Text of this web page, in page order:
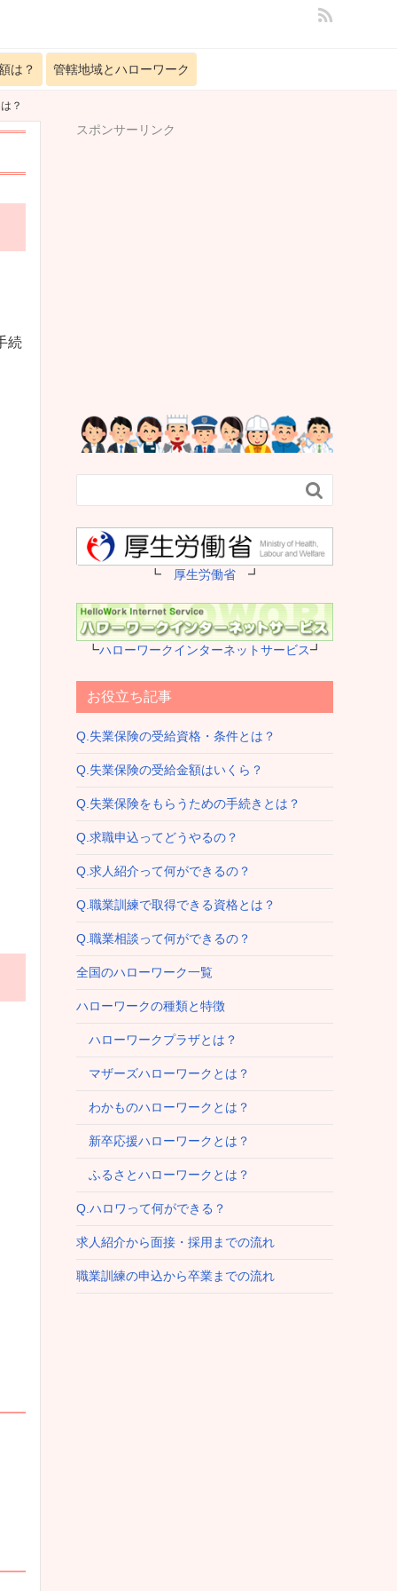
は？ 管轄地域とハローワーク
？
続
スポンサーリンク

┗ 厚生労働省 ┛
┗ハローワークインターネットサービス┛
お役立ち記事
Q.失業保険の受給資格・条件とは？
Q.失業保険の受給金額はいくら？
Q.失業保険をもらうための手続きとは？
Q.求職申込ってどうやるの？
Q.求人紹介って何ができるの？
Q.職業訓練で取得できる資格とは？
Q.職業相談って何ができるの？
全国のハローワーク一覧
ハローワークの種類と特徴
ハローワークプラザとは？
マザーズハローワークとは？
わかものハローワークとは？
新卒応援ハローワークとは？
ふるさとハローワークとは？
Q.ハロワって何ができる？
求人紹介から面接・採用までの流れ
職業訓練の申込から卒業までの流れ